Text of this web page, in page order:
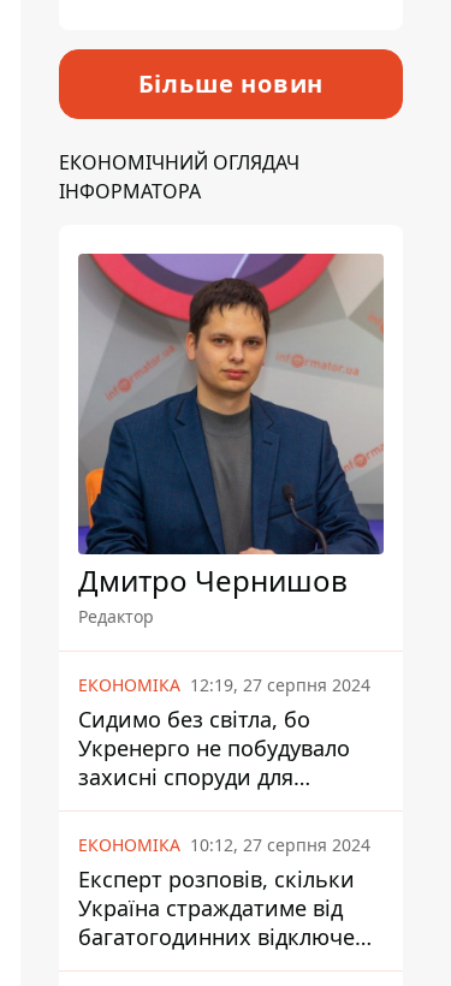
Більше новин
ЕКОНОМІЧНИЙ ОГЛЯДАЧ
ІНФОРМАТОРА
Дмитро Чернишов
Редактор
ЕКОНОМІКА 12:19, 27 серпня 2024
Сидимо без світла, бо
Укренерго не побудувало
захисні споруди для
енергетики - нардеп
Кучеренко
ЕКОНОМІКА 10:12, 27 серпня 2024
Експерт розповів, скільки
Україна страждатиме від
багатогодинних відключень
світла